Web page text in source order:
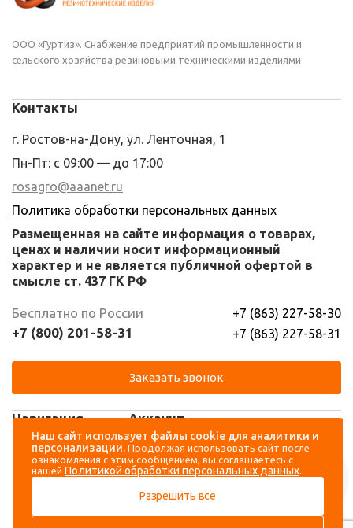
ООО «Гуртиз». Снабжение предприятий промышленности и
сельского хозяйства резиновыми техническими изделиями
Навигация
Каталог
О компании
Доставка и оплата
Аккаунт
Вход
Регистрация
Контакты
г. Ростов-на-Дону, ул. Ленточная, 1
Пн-Пт: с 09:00 — до 17:00
rosagro@aaanet.ru
Политика обработки персональных данных
Размещенная на сайте информация о товарах,
ценах и наличии носит информационный
характер и не является публичной офертой в
смысле ст. 437 ГК РФ
Бесплатно по России
+7 (800) 201-58-31
+7 (863) 227-58-30
+7 (863) 227-58-31
Заказать звонок
Наш сайт использует файлы cookie для аналитики и
персонализации. Продолжая использовать сайт после
ознакомления с этим сообщением, вы соглашаетесь с
нашей Политикой обработки персональных данных.
Разрешить все